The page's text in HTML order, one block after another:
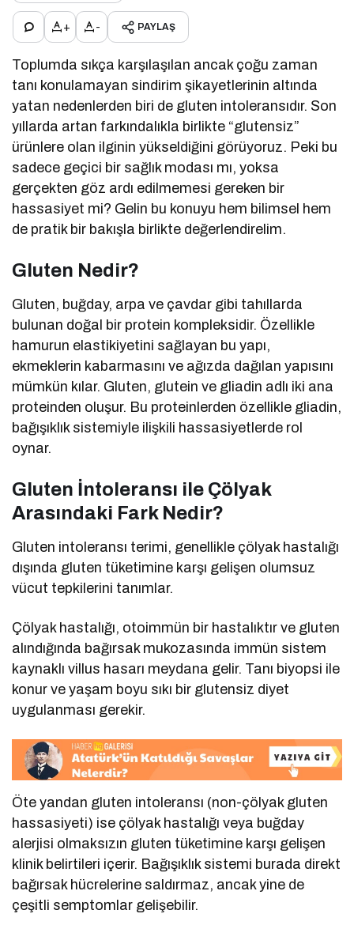
+ - PAYLAŞ
Toplumda sıkça karşılaşılan ancak çoğu zaman
tanı konulamayan sindirim şikayetlerinin altında
yatan nedenlerden biri de gluten intoleransıdır. Son
yıllarda artan farkındalıkla birlikte “glutensiz”
ürünlere olan ilginin yükseldiğini görüyoruz. Peki bu
sadece geçici bir sağlık modası mı, yoksa
gerçekten göz ardı edilmemesi gereken bir
hassasiyet mi? Gelin bu konuyu hem bilimsel hem
de pratik bir bakışla birlikte değerlendirelim.
Gluten Nedir?
Gluten, buğday, arpa ve çavdar gibi tahıllarda
bulunan doğal bir protein kompleksidir. Özellikle
hamurun elastikiyetini sağlayan bu yapı,
ekmeklerin kabarmasını ve ağızda dağılan yapısını
mümkün kılar. Gluten, glutein ve gliadin adlı iki ana
proteinden oluşur. Bu proteinlerden özellikle gliadin,
bağışıklık sistemiyle ilişkili hassasiyetlerde rol
oynar.
Gluten İntoleransı ile Çölyak
Arasındaki Fark Nedir?
Gluten intoleransı terimi, genellikle çölyak hastalığı
dışında gluten tüketimine karşı gelişen olumsuz
vücut tepkilerini tanımlar.
Çölyak hastalığı, otoimmün bir hastalıktır ve gluten
alındığında bağırsak mukozasında immün sistem
kaynaklı villus hasarı meydana gelir. Tanı biyopsi ile
konur ve yaşam boyu sıkı bir glutensiz diyet
uygulanması gerekir.
Öte yandan gluten intoleransı (non-çölyak gluten
hassasiyeti) ise çölyak hastalığı veya buğday
alerjisi olmaksızın gluten tüketimine karşı gelişen
klinik belirtileri içerir. Bağışıklık sistemi burada direkt
bağırsak hücrelerine saldırmaz, ancak yine de
çeşitli semptomlar gelişebilir.